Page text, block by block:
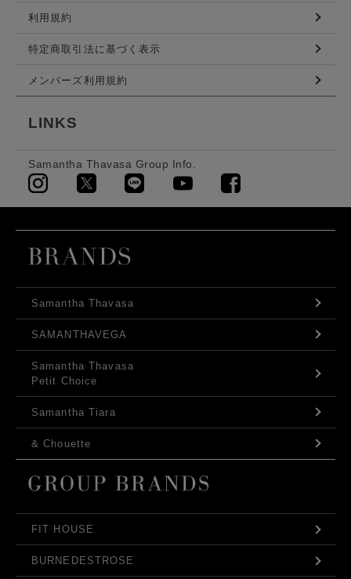
利用規約
特定商取引法に基づく表示
メンバーズ利用規約
LINKS
Samantha Thavasa Group Info.
Samantha Thavasa
SAMANTHAVEGA
Samantha Thavasa
Petit Choice
Samantha Tiara
& Chouette
FIT HOUSE
BURNEDESTROSE